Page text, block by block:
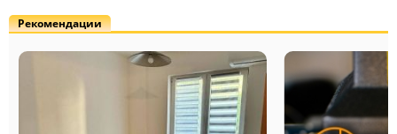
Рекомендации